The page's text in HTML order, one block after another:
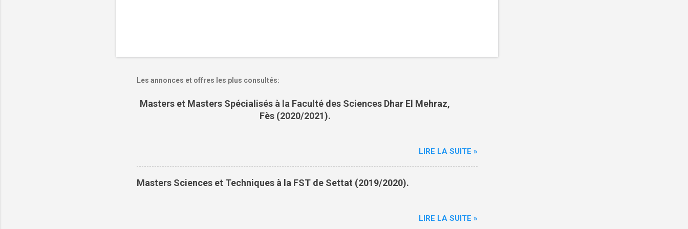
Les annonces et offres les plus consultés:
Masters et Masters Spécialisés à la Faculté des Sciences Dhar El Mehraz,
Fès (2020/2021).
LIRE LA SUITE »
Masters Sciences et Techniques à la FST de Settat (2019/2020).
LIRE LA SUITE »